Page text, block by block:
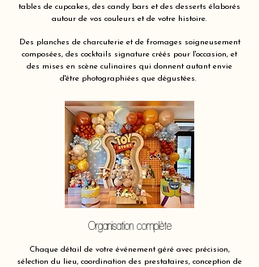
tables de cupcakes, des candy bars et des desserts élaborés
autour de vos couleurs et de votre histoire.
Des planches de charcuterie et de fromages soigneusement
composées, des cocktails signature créés pour l'occasion, et
des mises en scène culinaires qui donnent autant envie
d'être photographiées que dégustées.
Organisation complète
Chaque détail de votre événement géré avec précision,
sélection du lieu, coordination des prestataires, conception de